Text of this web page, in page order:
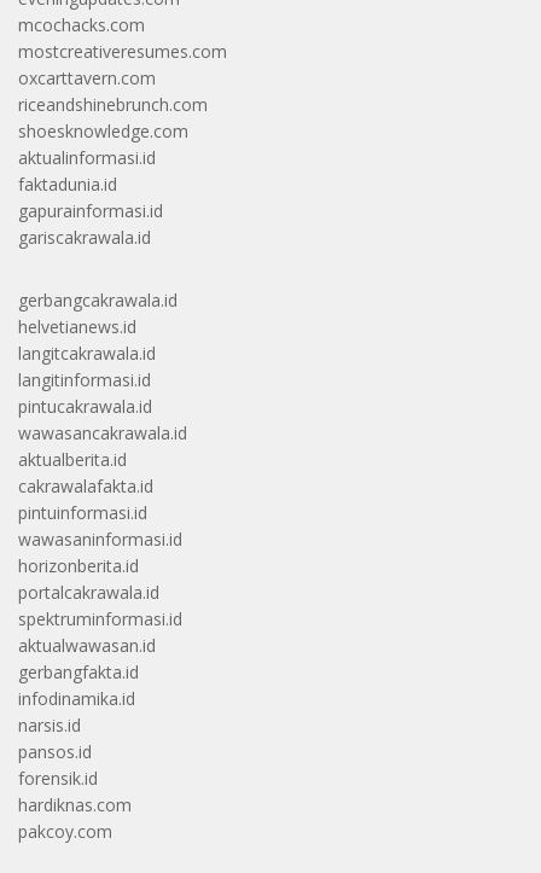
mcochacks.com
mostcreativeresumes.com
oxcarttavern.com
riceandshinebrunch.com
shoesknowledge.com
aktualinformasi.id
faktadunia.id
gapurainformasi.id
gariscakrawala.id
gerbangcakrawala.id
helvetianews.id
langitcakrawala.id
langitinformasi.id
pintucakrawala.id
wawasancakrawala.id
aktualberita.id
cakrawalafakta.id
pintuinformasi.id
wawasaninformasi.id
horizonberita.id
portalcakrawala.id
spektruminformasi.id
aktualwawasan.id
gerbangfakta.id
infodinamika.id
narsis.id
pansos.id
forensik.id
hardiknas.com
pakcoy.com